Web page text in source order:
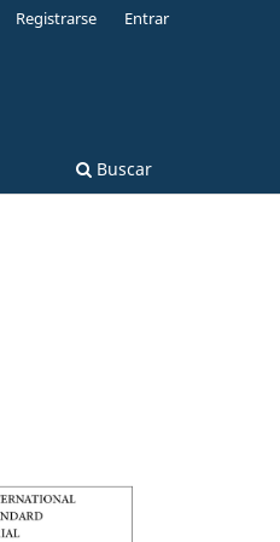
Buscar
Registrarse Entrar